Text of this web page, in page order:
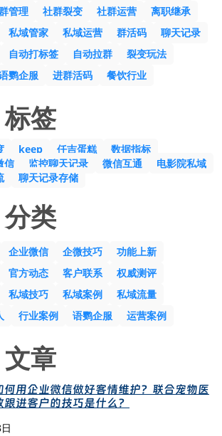
管理 社群裂变 社群运营
离职继承
私域管家 私域运营 群活码
聊天记录
自动打标签 自动拉群
裂变玩法
鹦企服 进群活码 餐饮行业
标签
keep 仟吉蛋糕
数据指标
信
监控聊天记录 微信互通
电影院私域
聊天记录存储
分类
企业微信 企微技巧
功能上新
官方动态 客户联系
权威测评
私域技巧 私域案例
私域流量
行业案例 语鹦企服 运营案例
文章
何用企业微信做好客情维护？联合宠物医
进客户的技巧是什么？